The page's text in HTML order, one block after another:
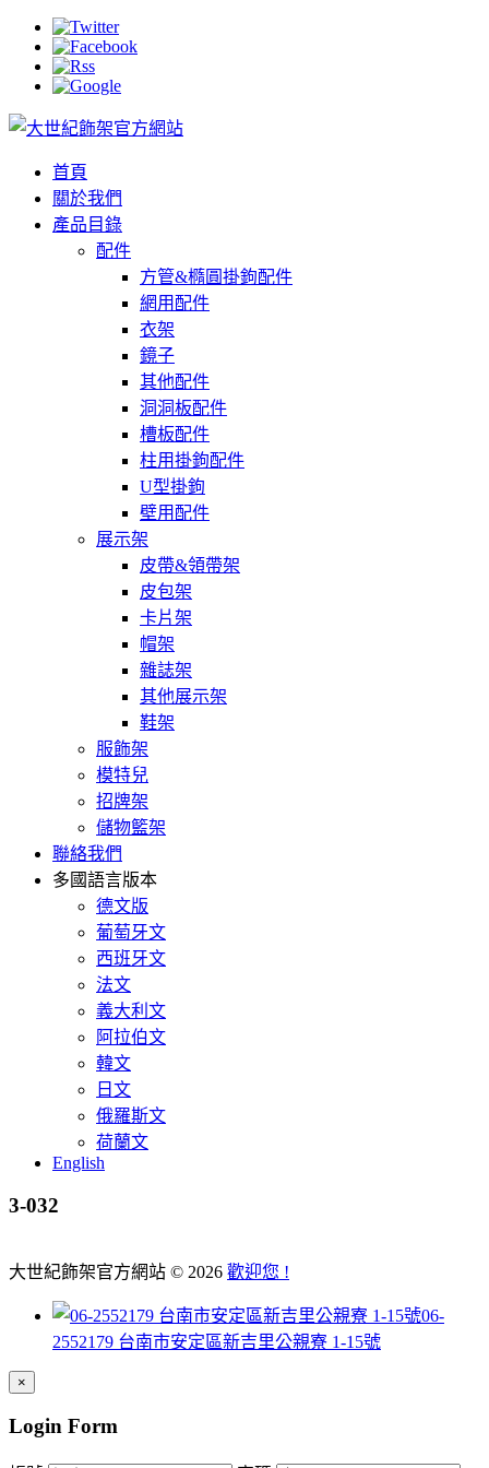
首頁
關於我們
產品目錄
配件
方管&橢圓掛鉤配件
網用配件
衣架
鏡子
其他配件
洞洞板配件
槽板配件
柱用掛鉤配件
U型掛鉤
壁用配件
展示架
皮帶&領帶架
皮包架
卡片架
帽架
雜誌架
其他展示架
鞋架
服飾架
模特兒
招牌架
儲物籃架
聯絡我們
多國語言版本
德文版
葡萄牙文
西班牙文
法文
義大利文
阿拉伯文
韓文
日文
俄羅斯文
荷蘭文
English
3-032
大世紀飾架官方網站 © 2026 歡迎您 !
06-
2552179 台南市安定區新吉里公親寮 1-15號
×
Login Form